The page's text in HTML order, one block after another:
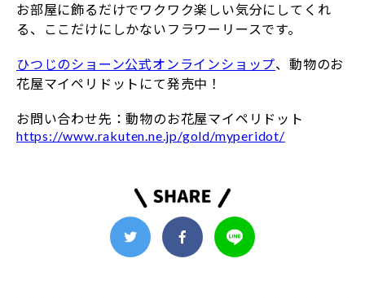
お部屋に飾るだけでワクワク楽しい気分にしてくれ
る、ここだけにしかないフラワーリースです。
ひつじのショーン公式オンラインショップ、動物のお
花屋マイペリドットにて発売中！
お問い合わせ先：動物のお花屋マイペリドット
https://www.rakuten.ne.jp/gold/myperidot/